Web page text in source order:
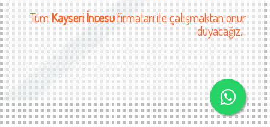
TümKayseri İncesufirmaları ile çalışmaktan onur
duyacağız...
web tasarımı Kayseri İncesu, internet sitesi tasarımı
Kayseri İncesu, Kayseri İncesu web tasarım
firmaları, Kayseri İncesu web tasarımı
web sitesi tasarımı Kayseri cam sanayi web